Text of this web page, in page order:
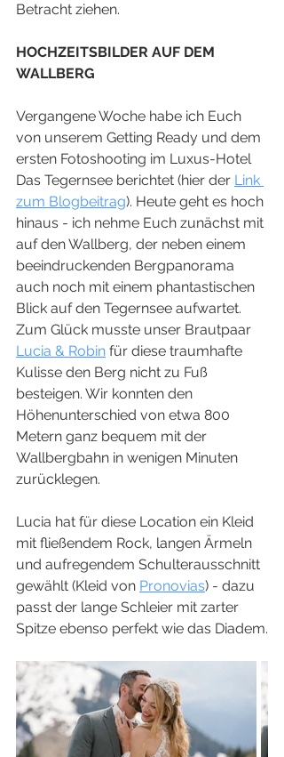
Betracht ziehen.
HOCHZEITSBILDER AUF DEM
WALLBERG
Vergangene Woche habe ich Euch
von unserem Getting Ready und dem
ersten Fotoshooting im Luxus-Hotel
Das Tegernsee berichtet (hier der Link
zum Blogbeitrag). Heute geht es hoch
hinaus - ich nehme Euch zunächst mit
auf den Wallberg, der neben einem
beeindruckenden Bergpanorama
auch noch mit einem phantastischen
Blick auf den Tegernsee aufwartet.
Zum Glück musste unser Brautpaar
Lucia & Robin für diese traumhafte
Kulisse den Berg nicht zu Fuß
besteigen. Wir konnten den
Höhenunterschied von etwa 800
Metern ganz bequem mit der
Wallbergbahn in wenigen Minuten
zurücklegen.
Lucia hat für diese Location ein Kleid
mit fließendem Rock, langen Ärmeln
und aufregendem Schulterausschnitt
gewählt (Kleid von Pronovias) - dazu
passt der lange Schleier mit zarter
Spitze ebenso perfekt wie das Diadem.